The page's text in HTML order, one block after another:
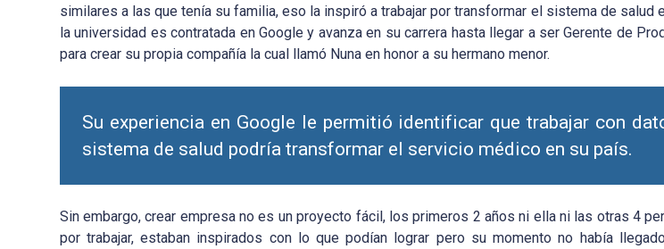
similares a las que tenía su familia, eso la inspiró a trabajar por transformar el sistema de salud
la universidad es contratada en Google y avanza en su carrera hasta llegar a ser Gerente de
para crear su propia compañía la cual llamó Nuna en honor a su hermano menor.
Su experiencia en Google le permitió identificar que trabajar con
sistema de salud podría transformar el servicio médico en su país.
Sin embargo, crear empresa no es un proyecto fácil, los primeros 2 años ni ella ni las otras 4
por trabajar, estaban inspirados con lo que podían lograr pero su momento no había